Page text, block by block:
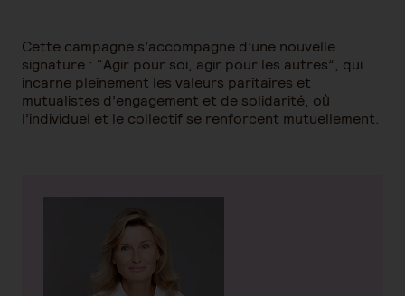
Cette campagne s’accompagne d’une nouvelle
signature : “Agir pour soi, agir pour les autres”, qui
incarne pleinement les valeurs paritaires et
mutualistes d’engagement et de solidarité, où
l’individuel et le collectif se renforcent mutuellement.